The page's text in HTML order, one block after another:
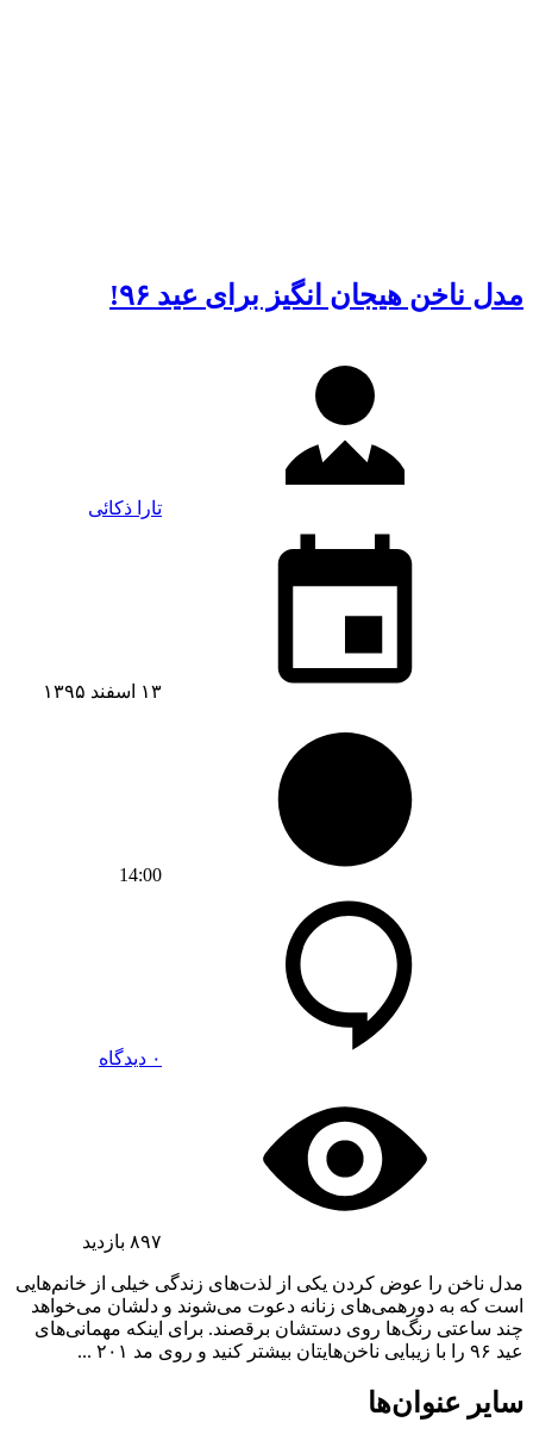
مدل ناخن هیجان انگیز برای عید ۹۶!
تارا ذکائی
۱۳ اسفند ۱۳۹۵
14:00
۰ دیدگاه
۸۹۷ بازدید
مدل ناخن را عوض کردن یکی از لذت‌های زندگی خیلی از خانم‌هایی
است که به دورهمی‌های زنانه دعوت می‌شوند و دلشان می‌خواهد
چند ساعتی رنگ‌ها روی دستشان برقصند. برای اینکه مهمانی‌های
عید ۹۶ را با زیبایی ناخن‌هایتان بیشتر کنید و روی مد ۲۰۱ ...
سایر عنوان‌ها